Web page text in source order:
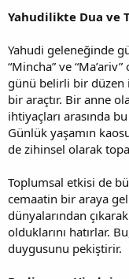
Yahudilikte Dua ve
Yahudi geleneğinde
“Mincha” ve
günü belirli bir düzen
bir araçtır. Bir anne
ihtiyaçları arasında
Günlük yaşamın
de zihinsel olarak
Toplumsal etkisi de
cemaatin bir araya
dünyalarından
olduklarını hatırlar.
duygusunu pekiştirir.